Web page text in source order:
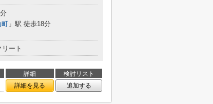
町 」駅 徒歩18分
ート
詳細
検討リスト
詳細を見る 追加する